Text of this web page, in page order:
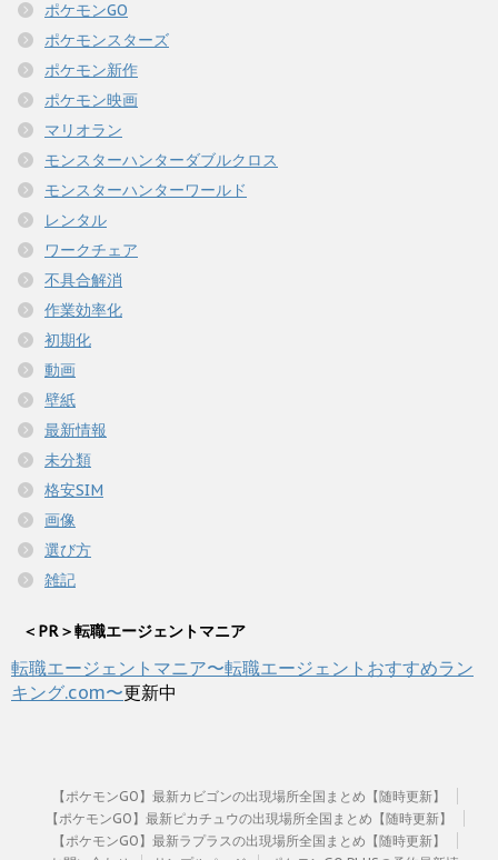
ポケモンGO
ポケモンスターズ
ポケモン新作
ポケモン映画
マリオラン
モンスターハンターダブルクロス
モンスターハンターワールド
レンタル
ワークチェア
不具合解消
作業効率化
初期化
動画
壁紙
最新情報
未分類
格安SIM
画像
選び方
雑記
＜PR＞転職エージェントマニア
転職エージェントマニア〜転職エージェントおすすめラン
キング.com〜更新中
【ポケモンGO】最新カビゴンの出現場所全国まとめ【随時更新】
【ポケモンGO】最新ピカチュウの出現場所全国まとめ【随時更新】
【ポケモンGO】最新ラプラスの出現場所全国まとめ【随時更新】